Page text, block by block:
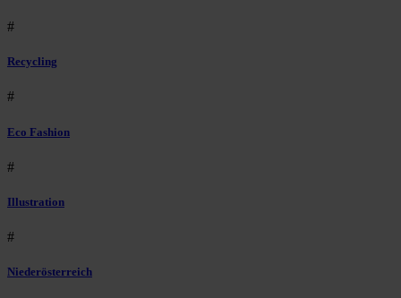
#
Recycling
#
Eco Fashion
#
Illustration
#
Niederösterreich